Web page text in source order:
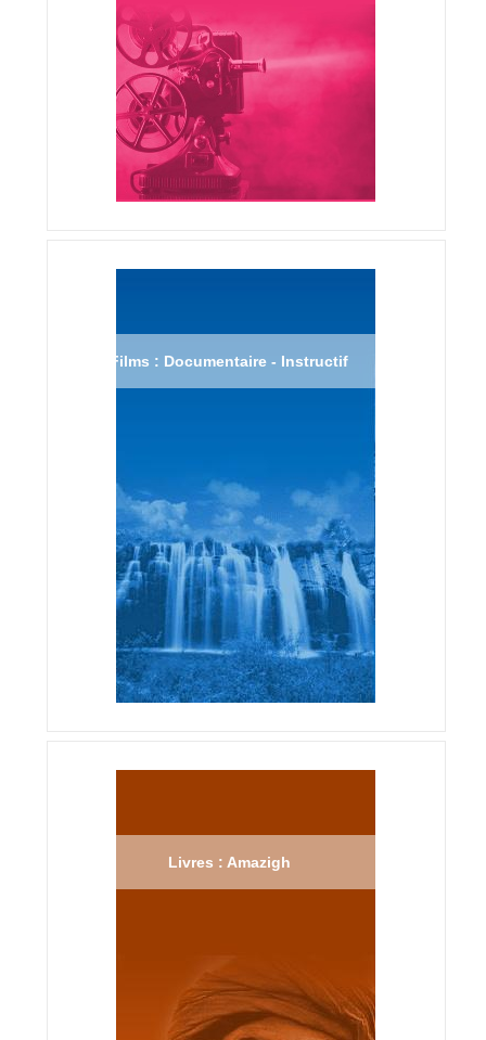
Films : Documentaire - Instructif
Livres : Amazigh